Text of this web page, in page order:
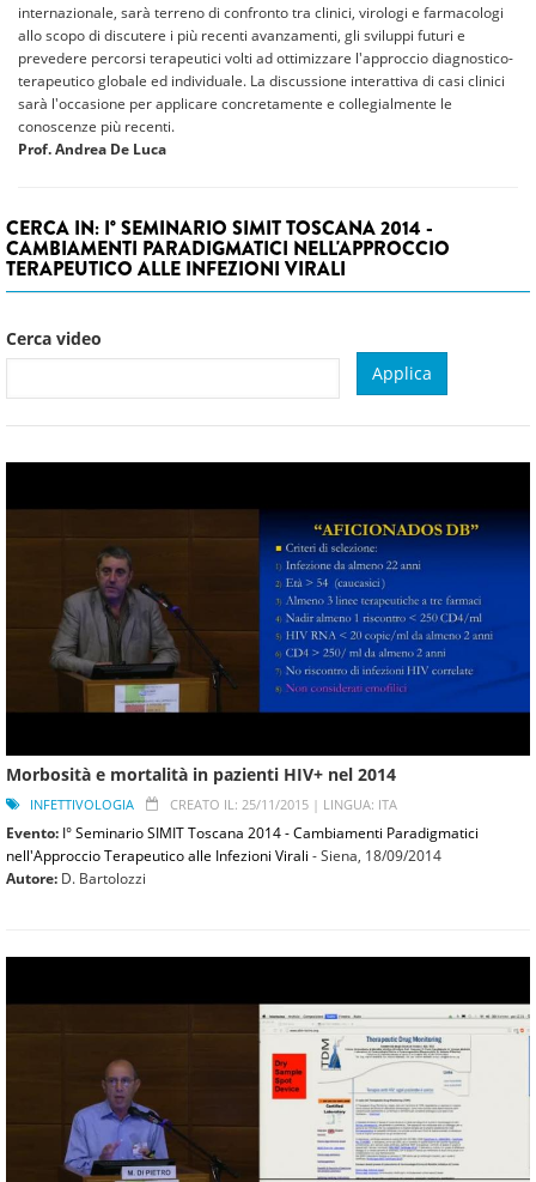
internazionale, sarà terreno di confronto tra clinici, virologi e farmacologi
allo scopo di discutere i più recenti avanzamenti, gli sviluppi futuri e
prevedere percorsi terapeutici volti ad ottimizzare l'approccio diagnostico-
terapeutico globale ed individuale. La discussione interattiva di casi clinici
sarà l'occasione per applicare concretamente e collegialmente le
conoscenze più recenti.
Prof. Andrea De Luca
CERCA IN: I° SEMINARIO SIMIT TOSCANA 2014 -
CAMBIAMENTI PARADIGMATICI NELL'APPROCCIO
TERAPEUTICO ALLE INFEZIONI VIRALI
Cerca video
Morbosità e mortalità in pazienti HIV+ nel 2014
INFETTIVOLOGIA CREATO IL: 25/11/2015 | LINGUA: ITA
Evento: I° Seminario SIMIT Toscana 2014 - Cambiamenti Paradigmatici
nell'Approccio Terapeutico alle Infezioni Virali - Siena, 18/09/2014
Autore: D. Bartolozzi